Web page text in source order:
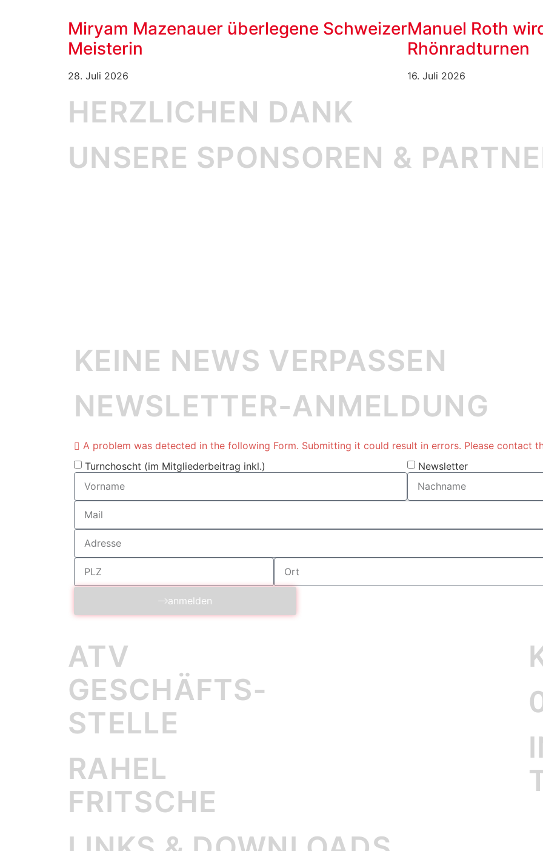
Miryam Mazenauer überlegene Schweizer
Meisterin
28. Juli 2026
Manuel Roth
Rhönradturnen
16. Juli 2026
HERZLICHEN DANK
UNSERE SPONSOREN &
KEINE NEWS VERPASSEN
NEWSLETTER-ANMELDUNG
A problem was detected in the following Form. Submitting it could result in errors. Please contact
Turnchoscht (im Mitgliederbeitrag inkl.)
Newsletter
anmelden
ATV
GESCHÄFTS­
STELLE
RAHEL
FRITSCHE